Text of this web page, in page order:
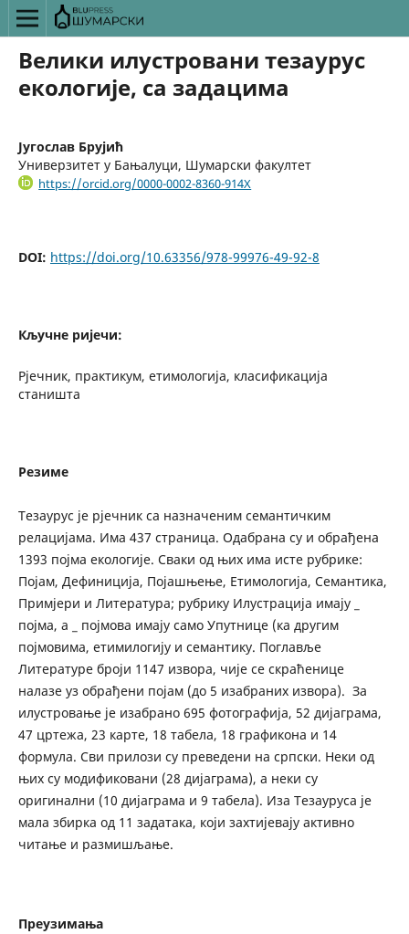
Велики илустровани тезаурус
екологије, са задацима
Југослав Брујић
Универзитет у Бањалуци, Шумарски факултет
https://orcid.org/0000-0002-8360-914X
DOI: https://doi.org/10.63356/978-99976-49-92-8
Кључне ријечи:
Рјечник, практикум, етимологија, класификација
станишта
Резиме
Тезаурус је рјечник са назначеним семантичким
релацијама. Има 437 страница. Одабрана су и обрађена
1393 појма екологије. Сваки од њих има исте рубрике:
Појам, Дефиниција, Појашњење, Етимологија, Семантика,
Примјери и Литература; рубрику Илустрација имају _
појма, а _ појмова имају само Упутнице (ка другим
појмовима, етимилогију и семантику. Поглавље
Литературе броји 1147 извора, чије се скраћенице
налазе уз обрађени појам (до 5 изабраних извора). За
илустровање је изабрано 695 фотографија, 52 дијаграма,
47 цртежа, 23 карте, 18 табела, 18 графикона и 14
формула. Сви прилози су преведени на српски. Неки од
њих су модификовани (28 дијаграма), а неки су
оригинални (10 дијаграма и 9 табела). Иза Тезауруса је
мала збирка од 11 задатака, који захтијевају активно
читање и размишљање.
Преузимања